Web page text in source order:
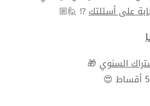
على أسئلتك⁉ 🙋🏼
السنوي 🎁